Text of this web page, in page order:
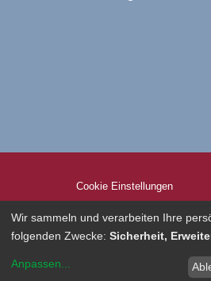
Cookie Einstellungen
Wir sammeln und verarbeiten Ihre
folgenden Zwecke: Sicherheit,
Anpassen...